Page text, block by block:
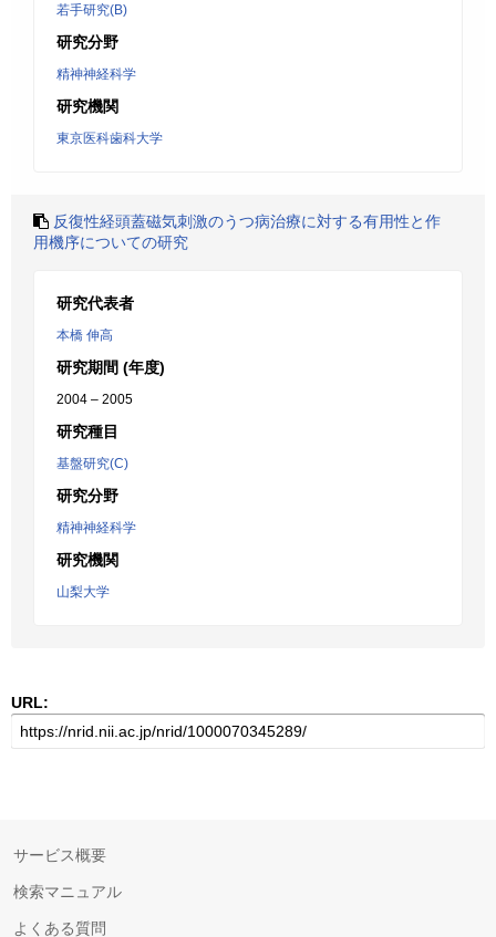
若手研究(B)
研究分野
精神神経科学
研究機関
東京医科歯科大学
反復性経頭蓋磁気刺激のうつ病治療に対する有用性と作
用機序についての研究
研究代表者
本橋 伸高
研究期間 (年度)
2004 – 2005
研究種目
基盤研究(C)
研究分野
精神神経科学
研究機関
山梨大学
URL:
サービス概要
検索マニュアル
よくある質問